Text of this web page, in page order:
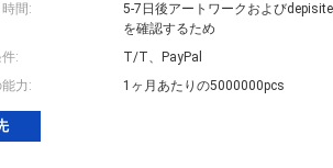
間:
5-7日後アートワークおよび
を確認するため
:
T/T、PayPal
力:
1ヶ月あたりの5000000pcs